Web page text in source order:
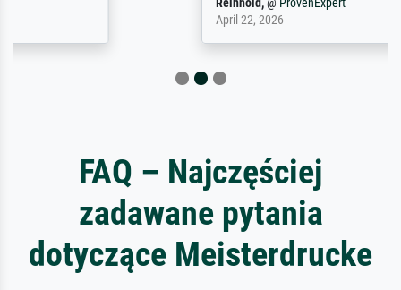
FAQ – Najczęściej
zadawane pytania
dotyczące Meisterdrucke